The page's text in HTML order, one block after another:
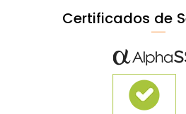
Certificados de